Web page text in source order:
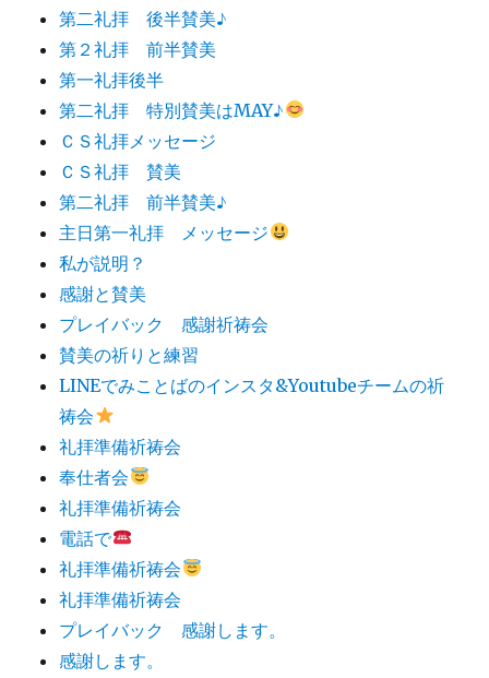
第二礼拝 後半賛美♪
第２礼拝 前半賛美
第一礼拝後半
第二礼拝 特別賛美はMAY♪
ＣＳ礼拝メッセージ
ＣＳ礼拝 賛美
第二礼拝 前半賛美♪
主日第一礼拝 メッセージ
私が説明？
感謝と賛美
プレイバック 感謝祈祷会
賛美の祈りと練習
LINEでみことばのインスタ&Youtubeチームの祈
祷会
礼拝準備祈祷会
奉仕者会
礼拝準備祈祷会
電話で
礼拝準備祈祷会
礼拝準備祈祷会
プレイバック 感謝します。
感謝します。